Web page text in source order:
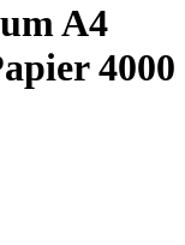
A4
4000